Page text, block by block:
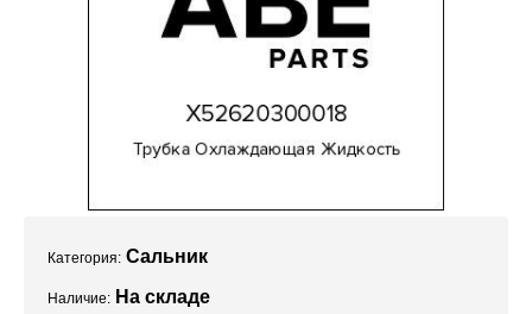
Категория: Сальник
Наличие: На складе